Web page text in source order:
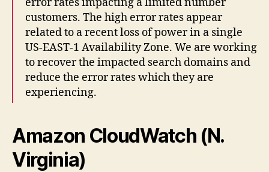
customers. The high error rates appear
related to a recent loss of power in a single
US-EAST-1 Availability Zone. We are working
to recover the impacted search domains and
reduce the error rates which they are
experiencing.
Amazon CloudWatch (N.
Virginia)